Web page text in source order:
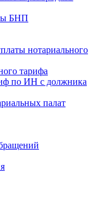
БНП
нотариального
тарифа
по ИН с должника
палат